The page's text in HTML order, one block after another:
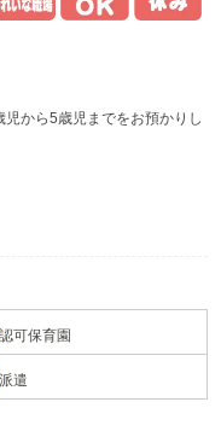
から5歳児までをお預かりし
ています！
ジナルのプログラムを用意
自己肯定感を育む保育を大切
。
認可保育園
派遣